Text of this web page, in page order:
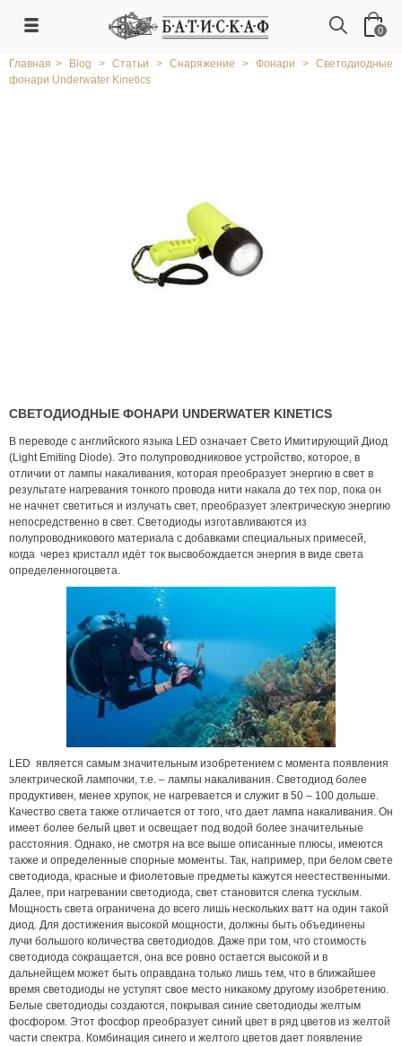
0
Главная > Blog > Статьи > Снаряжение > Фонари > Светодиодные
фонари Underwater Kinetics
СВЕТОДИОДНЫЕ ФОНАРИ UNDERWATER KINETICS
В переводе с английского языка LED означает Свето Имитирующий Диод
(Light Emiting Diode). Это полупроводниковое устройство, которое, в
отличии от лампы накаливания, которая преобразует энергию в свет в
результате нагревания тонкого провода нити накала до тех пор, пока он
не начнет светиться и излучать свет, преобразует электрическую энергию
непосредственно в свет. Светодиоды изготавливаются из
полупроводникового материала с добавками специальных примесей,
когда через кристалл идёт ток высвобождается энергия в виде света
определенногоцвета.
LED является самым значительным изобретением с момента появления
электрической лампочки, т.е. – лампы накаливания. Светодиод более
продуктивен, менее хрупок, не нагревается и служит в 50 – 100 дольше.
Качество света также отличается от того, что дает лампа накаливания. Он
имеет более белый цвет и освещает под водой более значительные
расстояния. Однако, не смотря на все выше описанные плюсы, имеются
также и определенные спорные моменты. Так, например, при белом свете
светодиода, красные и фиолетовые предметы кажутся неестественными.
Далее, при нагревании светодиода, свет становится слегка тусклым.
Мощность света ограничена до всего лишь нескольких ватт на один такой
диод. Для достижения высокой мощности, должны быть объединены
лучи большого количества светодиодов. Даже при том, что стоимость
светодиода сокращается, она все ровно остается высокой и в
дальнейщем может быть оправдана только лишь тем, что в ближайшее
время светодиоды не уступят свое место никакому другому изобретению.
Белые светодиоды создаются, покрывая синие светодиоды желтым
фосфором. Этот фосфор преобразует синий цвет в ряд цветов из желтой
части спектра. Комбинация синего и желтого цветов дает появление